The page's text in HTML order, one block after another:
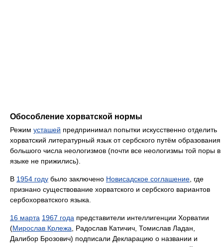
Обособление хорватской нормы
Режим усташей предпринимал попытки искусственно отделить
хорватский литературный язык от сербского путём образования
большого числа неологизмов (почти все неологизмы той поры в
языке не прижились).
В 1954 году было заключено Новисадское соглашение , где
признано существование хорватского и сербского вариантов
сербохорватского языка.
16 марта 1967 года представители интеллигенции Хорватии
(Мирослав Крлежа , Радослав Катичич, Томислав Ладан,
Далибор Брозович) подписали Декларацию о названии и